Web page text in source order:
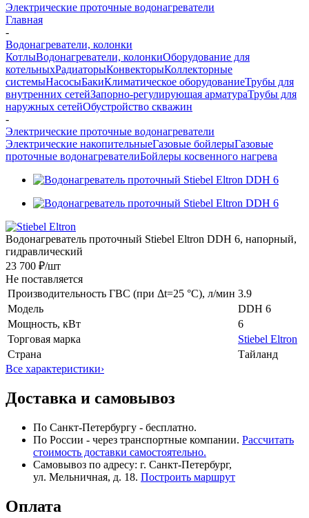
Электрические проточные водонагреватели
Главная
-
Водонагреватели, колонки
КотлыВодонагреватели, колонкиОборудование для
котельныхРадиаторыКонвекторыКоллекторные
системыНасосыБакиКлиматическое оборудованиеТрубы для
внутренних сетейЗапорно-регулирующая арматураТрубы для
наружных сетейОбустройство скважин
-
Электрические проточные водонагреватели
Электрические накопительныеГазовые бойлерыГазовые
проточные водонагревателиБойлеры косвенного нагрева
Водонагреватель проточный Stiebel Eltron DDH 6, напорный,
гидравлический
23 700 ₽/шт
Не поставляется
Производительность ГВС (при Δt=25 °C), л/мин 3.9
Модель
DDH 6
Мощность, кВт
6
Торговая марка
Stiebel Eltron
Страна
Тайланд
Все характеристики›
Доставка и самовывоз
По Санкт-Петербургу - бесплатно.
По России - через транспортные компании. Рассчитать
стоимость доставки самостоятельно.
Самовывоз по адресу: г. Санкт-Петербург,
ул. Мельничная, д. 18. Построить маршрут
Оплата